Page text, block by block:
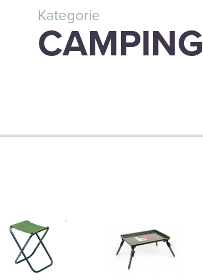
Kategorie
CAMPING